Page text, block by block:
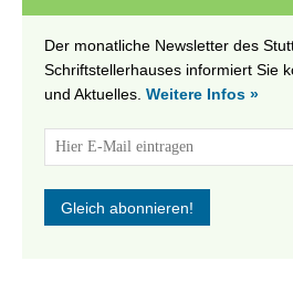
Der monatliche Newsletter des
Schriftstellerhauses informiert Sie
und Aktuelles. Weitere Infos »